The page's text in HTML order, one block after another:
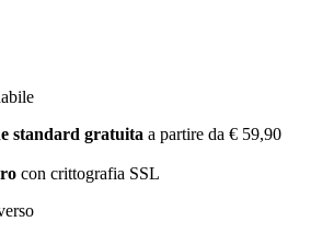
standard gratuita a partire da € 59,90
con crittografia SSL